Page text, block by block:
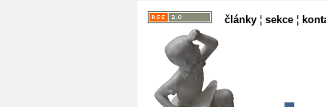
články ¦ sekce ¦